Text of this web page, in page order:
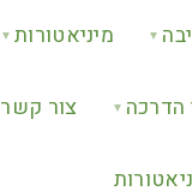
▼ מיניאטורות ▼
הדרכה ▼ צור קשר